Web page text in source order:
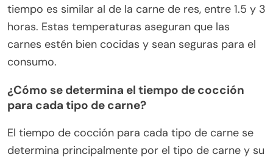
tiempo es similar al de la carne de res, entre 1.5 y 3
horas. Estas temperaturas aseguran que las
carnes estén bien cocidas y sean seguras para el
consumo.
¿Cómo se determina el tiempo de cocción
para cada tipo de carne?
El tiempo de cocción para cada tipo de carne se
determina principalmente por el tipo de carne y su